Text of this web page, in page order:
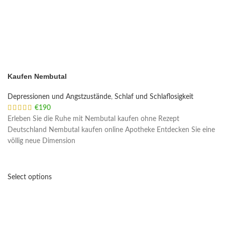
Kaufen Nembutal
Depressionen und Angstzustände, Schlaf und Schlaflosigkeit
€190
Erleben Sie die Ruhe mit Nembutal kaufen ohne Rezept
Deutschland Nembutal kaufen online Apotheke Entdecken Sie eine
völlig neue Dimension
Select options